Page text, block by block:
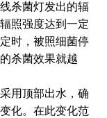
杀菌灯发出的辐
照强度达到一定
时，被照细菌停
杀菌效果就越
用顶部出水，确
化。在此变化范